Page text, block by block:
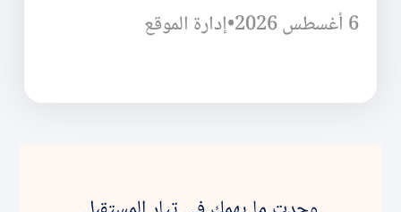
6 أغسطس 2026
•إدارة الموقع
وجدت ما يهمك في تيار المستقبل